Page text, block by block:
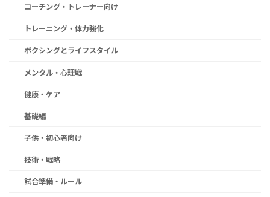
コーチング・トレーナー向け
トレーニング・体力強化
ボクシングとライフスタイル
メンタル・心理戦
健康・ケア
基礎編
子供・初心者向け
技術・戦略
試合準備・ルール